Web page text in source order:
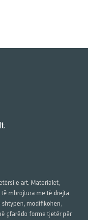
e art. Materialet,
mbrojtura me të drejta
modifikohen,
çfarëdo forme tjetër për